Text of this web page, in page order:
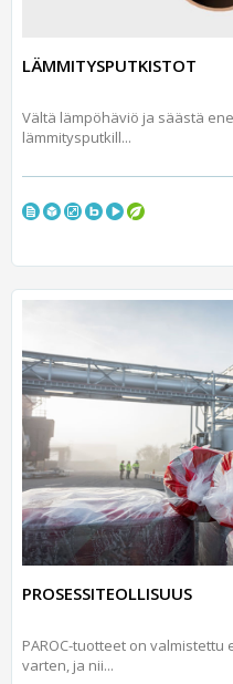
LÄMMITYSPUTKISTOT
Vältä lämpöhäviö ja säästä
lämmitysputkill...
PROSESSITEOLLISUUS
PAROC-tuotteet on
varten, ja nii...